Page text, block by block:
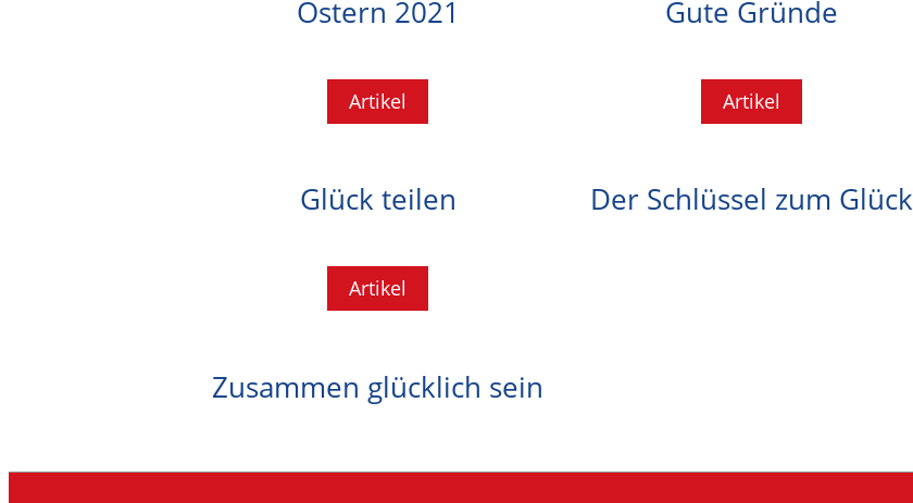
Ostern 2021 Gute Gründe
Artikel
Glück teilen
Artikel
Der Schlüssel zum Glück
Artikel
Zusammen glücklich sein